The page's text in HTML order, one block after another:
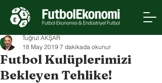
Futbol Kulüplerimizi
Bekleyen Tehlike!
Tuğrul AKŞAR
18 May 2019 7 dakikada okunur